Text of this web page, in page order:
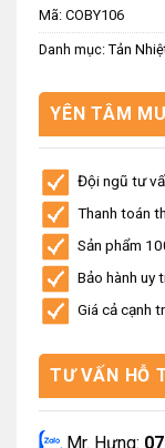
Mã: COBY106
Danh mục: Tản
YÊN TÂM
Đội ngũ tư
Thanh toán
Sản phẩm
Bảo hành uy
Giá cả cạnh
TƯ VẤN HỖ
Mr. Hưng: